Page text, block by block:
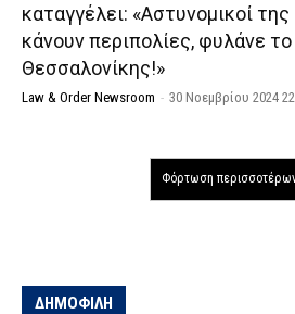
καταγγέλει: «Αστυνομικοί
κάνουν περιπολίες, φυλάνε
Θεσσαλονίκης!»
Law & Order Newsroom - 30 Νοεμβρίου 2024
Φόρτωση
ΔΗΜΟΦΙΛΗ